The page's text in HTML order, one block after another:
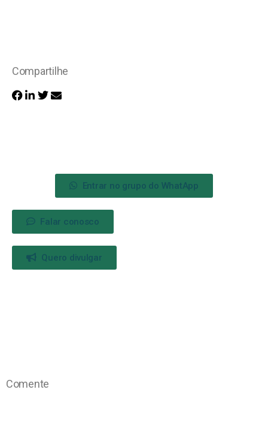
Compartilhe
Entrar no grupo do WhatApp
Falar conosco
Quero divulgar
Comente